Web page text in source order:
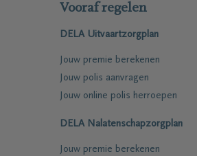
Vooraf regelen
DELA Uitvaartzorgplan
Jouw premie berekenen
Jouw polis aanvragen
Jouw online polis herroepen
DELA Nalatenschapzorgplan
Jouw premie berekenen